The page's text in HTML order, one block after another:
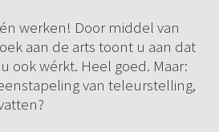
werken! Door middel van
aan de arts toont u aan dat
ook wérkt. Heel goed. Maar:
van teleurstelling,